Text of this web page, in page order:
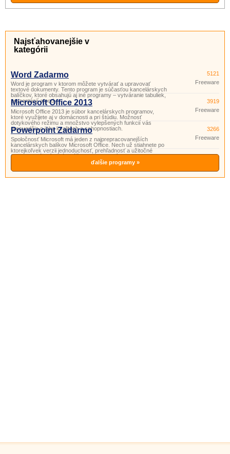
Najsťahovanejšie v
kategórii
Word Zadarmo
Word je program v ktorom môžete vytvárať a upravovať
textové dokumenty. Tento program je súčasťou kancelárskych
balíčkov, ktoré obsahujú aj iné programy – vytváranie tabuliek,
prezentácií a pod.
5121
Freeware
Microsoft Office 2013
Microsoft Office 2013 je súbor kancelárskych programov,
ktoré využijete aj v domácnosti a pri štúdiu. Možnosť
dotykového režimu a množstvo vylepšených funkcií vás
presvedčia o jeho kvalitách a schopnostiach.
3919
Freeware
Powerpoint Zadarmo
Spoločnosť Microsoft má jeden z najprepracovanejších
kancelárskych balíkov Microsoft Office. Nech už stiahnete po
ktorejkoľvek verzii jednoduchosť, prehľadnosť a užitočné
funkcie si vás získajú. Súčasťou tohto balíka je aj program
PowerPoint. Powerpoint je program vhodný na prípravu
3266
Freeware
ďalšie programy »